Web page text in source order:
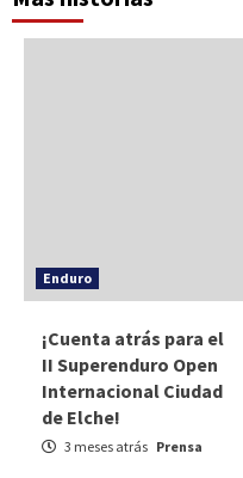
Enduro
¡Cuenta atrás para el
II Superenduro Open
Internacional Ciudad
de Elche!
3 meses atrás Prensa